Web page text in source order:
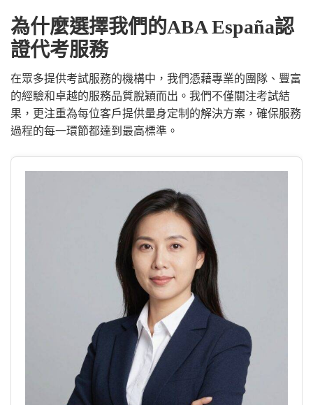
為什麼選擇我們的ABA España認
證代考服務
在眾多提供考試服務的機構中，我們憑藉專業的團隊、豐富
的經驗和卓越的服務品質脫穎而出。我們不僅關注考試結
果，更注重為每位客戶提供量身定制的解決方案，確保服務
過程的每一環節都達到最高標準。